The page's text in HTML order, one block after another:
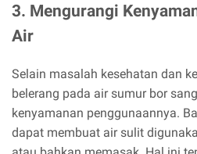
3. Mengurangi
Air
Selain masalah kesehatan dan
belerang pada air sumur bor
kenyamanan penggunaannya.
dapat membuat air sulit